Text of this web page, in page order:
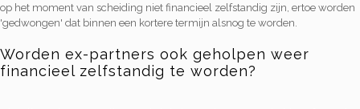
op het moment van scheiding niet financieel zelfstandig zijn, ertoe worden
'gedwongen' dat binnen een kortere termijn alsnog te worden.
Worden ex-partners ook geholpen weer
financieel zelfstandig te worden?